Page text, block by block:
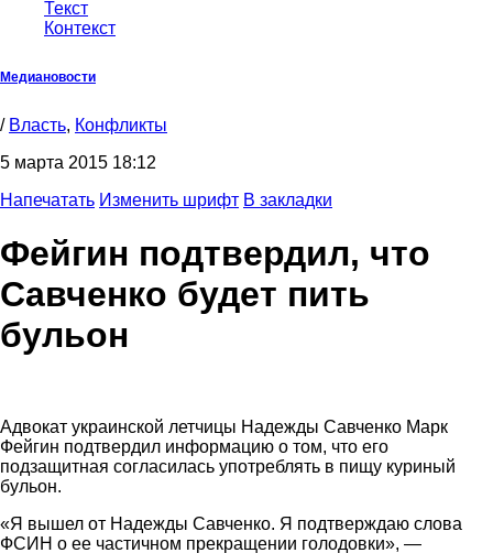
Текст
Контекст
Медиановости
/ Власть, Конфликты
5 марта 2015 18:12
Напечатать Изменить шрифт В закладки
Фейгин подтвердил, что
Савченко будет пить
бульон
Адвокат украинской летчицы Надежды Савченко Марк
Фейгин подтвердил информацию о том, что его
подзащитная согласилась употреблять в пищу куриный
бульон.
«Я вышел от Надежды Савченко. Я подтверждаю слова
ФСИН о ее частичном прекращении голодовки», —